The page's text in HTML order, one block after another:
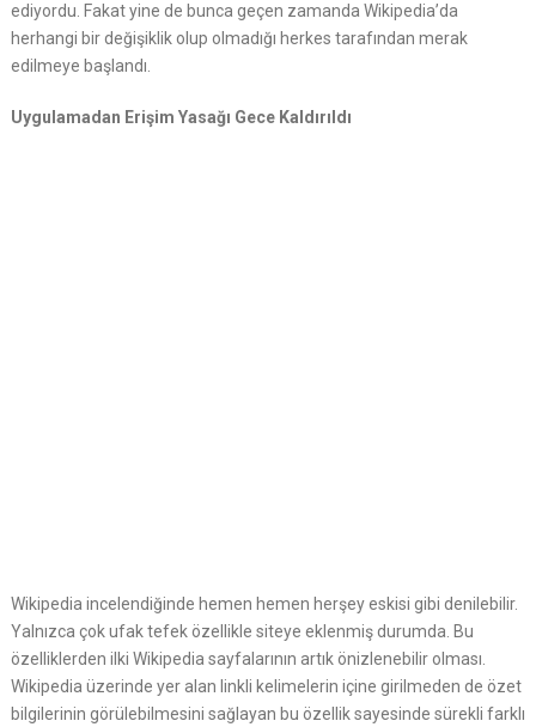
ediyordu. Fakat yine de bunca geçen zamanda Wikipedia’da
herhangi bir değişiklik olup olmadığı herkes tarafından merak
edilmeye başlandı.
Uygulamadan Erişim Yasağı Gece Kaldırıldı
Wikipedia incelendiğinde hemen hemen herşey eskisi gibi denilebilir.
Yalnızca çok ufak tefek özellikle siteye eklenmiş durumda. Bu
özelliklerden ilki Wikipedia sayfalarının artık önizlenebilir olması.
Wikipedia üzerinde yer alan linkli kelimelerin içine girilmeden de özet
bilgilerinin görülebilmesini sağlayan bu özellik sayesinde sürekli farklı